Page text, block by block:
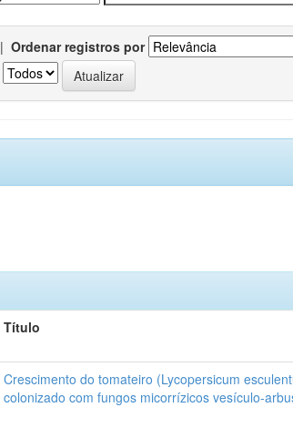
| Ordenar registros por
Título
Crescimento do tomateiro (Lycopersicum
colonizado com fungos micorrízicos vesículo-